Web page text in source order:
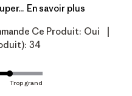
En savoir plus
Ce Produit: Oui
34